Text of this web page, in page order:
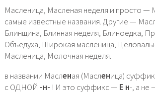
Масленица, Масленая неделя и просто —
самые известные названия. Другие —
Блинщина, Блинная неделя, Блиноедка,
Объедуха, Широкая масленица,
Масленица, Молочная неделя.
в названии Масленая (Масленица)
с ОДНОЙ -н- ! И это суффикс — Е н-, а не